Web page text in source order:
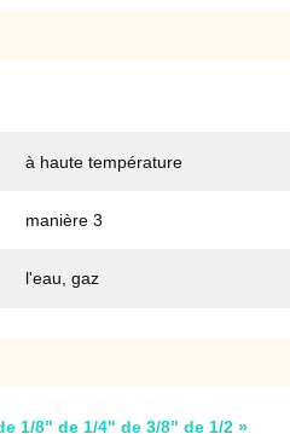
à haute température
manière 3
l'eau, gaz
1/8" de 1/4" de 3/8" de 1/2 »